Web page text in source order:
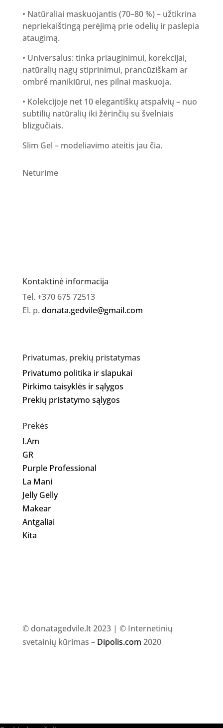
• Natūraliai maskuojantis (70–80 %) – užtikrina
nepriekaištingą perėjimą prie odelių ir paslepia
ataugimą.
• Universalus: tinka priauginimui, korekcijai,
natūralių nagų stiprinimui, prancūziškam ar
ombré manikiūrui, nes pilnai maskuoja.
• Kolekcijoje net 10 elegantiškų atspalvių – nuo
subtilių natūralių iki žėrinčių su švelniais
blizgučiais.
Slim Gel – modeliavimo ateitis jau čia.
Neturime
Kontaktinė informacija
Tel. +370 675 72513
El. p. donata.gedvile@gmail.com
Privatumas, prekių pristatymas
Privatumo politika ir slapukai
Pirkimo taisyklės ir sąlygos
Prekių pristatymo sąlygos
Prekės
I.Am
GR
Purple Professional
La Mani
Jelly Gelly
Makear
Antgaliai
Kita
© donatagedvile.lt 2023 | © Internetinių
svetainių kūrimas – Dipolis.com 2020